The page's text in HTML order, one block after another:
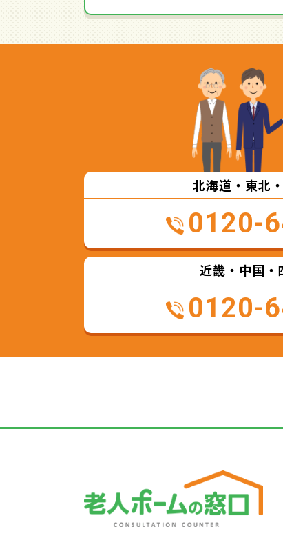
北海道・東北
0120-
近畿・中国・
0120-